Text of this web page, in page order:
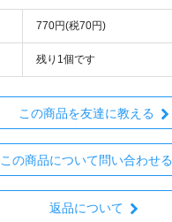
770円(税70円)
残り1個です
この商品を友達に教える
この商品について問い合わせる
返品について